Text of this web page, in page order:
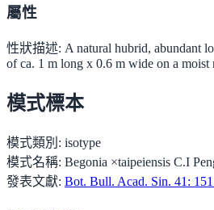
屬性
性狀描述: A natural hubrid, abundant
of ca. 1 m long x 0.6 m wide on a moist
模式標本
模式類別: isotype
模式名稱: Begonia ×taipeiensis C.I
發表文獻: Bot. Bull. Acad. Sin. 41: